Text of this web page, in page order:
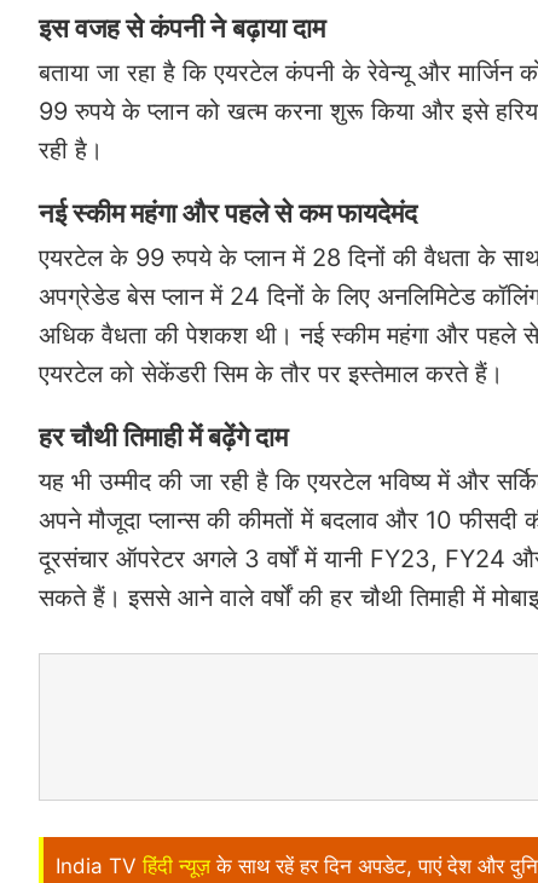
इस वजह से कंपनी ने बढ़ाया दाम
बताया जा रहा है कि एयरटेल कंपनी के रेवेन्यू और
99 रुपये के प्लान को खत्म करना शुरू किया और इसे
रही है।
नई स्कीम महंगा और पहले से कम फायदेमंद
एयरटेल के 99 रुपये के प्लान में 28 दिनों की वैधता के
अपग्रेडेड बेस प्लान में 24 दिनों के लिए अनलिमिटेड
अधिक वैधता की पेशकश थी। नई स्कीम महंगा और पहले
एयरटेल को सेकेंडरी सिम के तौर पर इस्तेमाल करते हैं।
हर चौथी तिमाही में बढ़ेंगे दाम
यह भी उम्मीद की जा रही है कि एयरटेल भविष्य में और
अपने मौजूदा प्लान्स की कीमतों में बदलाव और 10 फीसदी
दूरसंचार ऑपरेटर अगले 3 वर्षों में यानी FY23, FY24
सकते हैं। इससे आने वाले वर्षों की हर चौथी तिमाही में
India TV हिंदी न्यूज़ के साथ रहें हर दिन अपडेट, पाएं देश और